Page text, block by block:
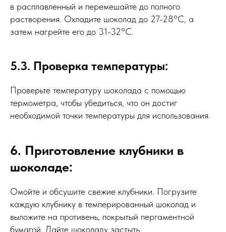
в расплавленный и перемешайте до полного
растворения. Охладите шоколад до 27-28°C, а
затем нагрейте его до 31-32°C.
5.3. Проверка температуры:
Проверьте температуру шоколада с помощью
термометра, чтобы убедиться, что он достиг
необходимой точки температуры для использования.
6. Приготовление клубники в
шоколаде:
Омойте и обсушите свежие клубники. Погрузите
каждую клубнику в темперированный шоколад и
выложите на противень, покрытый пергаментной
бумагой. Дайте шоколаду застыть.